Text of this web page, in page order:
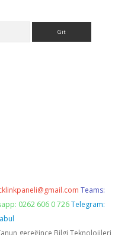
Teams:
0262 606 0 726 Telegram:
gereğince Bilgi Teknolojileri